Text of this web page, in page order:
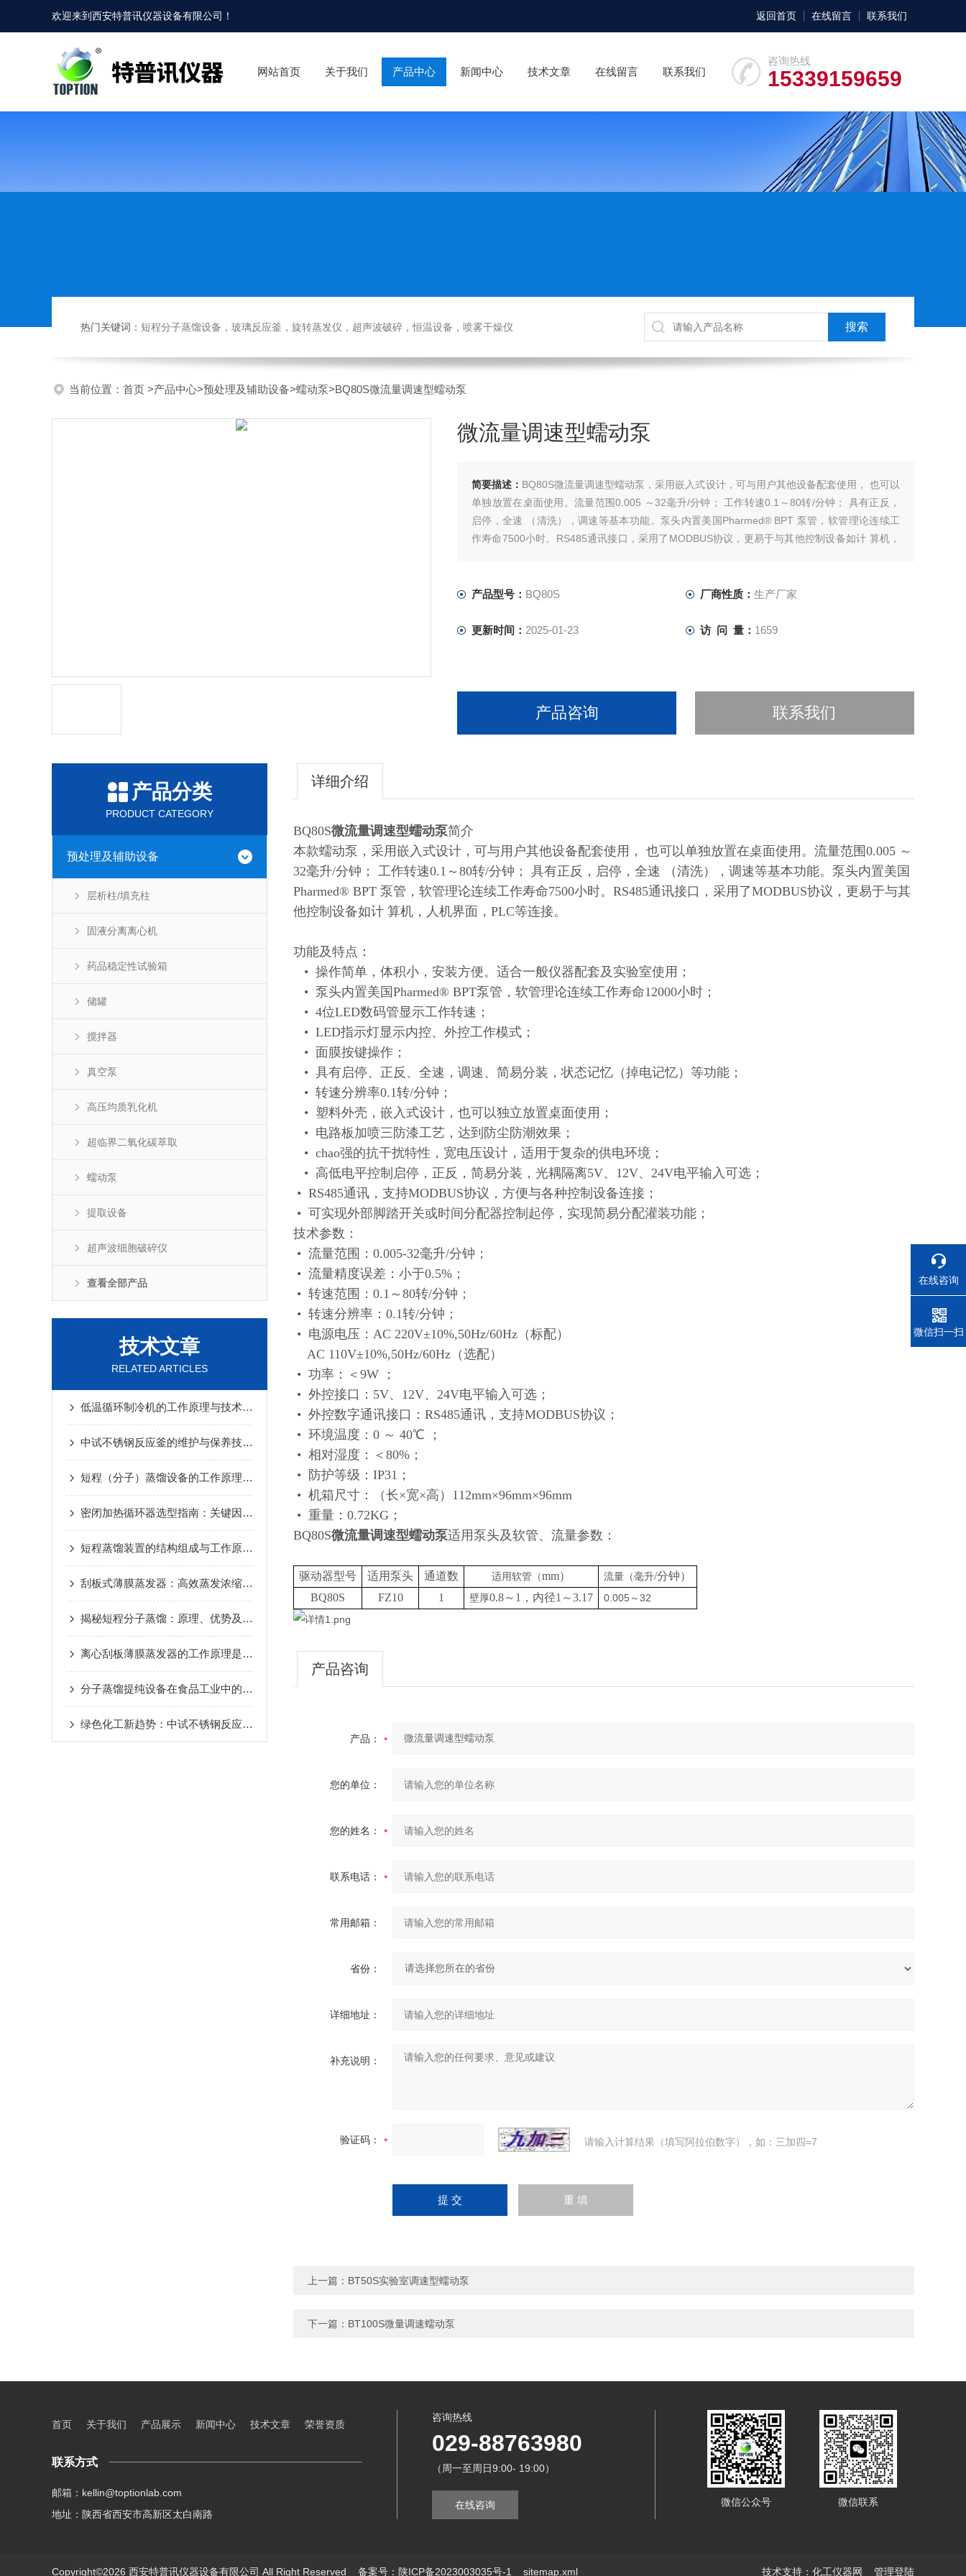
欢迎来到西安特普讯仪器设备有限公司 ！ 返回首页 在线留言 联系我们
咨询热线
15339159659
网站首页 关于我们 产品中心 新闻中心 技术文章 在线留言 联系我们
热门关键词： 短程分子蒸馏设备，玻璃反应釜，旋转蒸发仪，超声波破碎，恒温设备，喷雾干燥仪
当前位置： 首页 >产品中心>预处理及辅助设备>蠕动泵>BQ80S微流量调速型蠕动泵
微流量调速型蠕动泵
简要描述： BQ80S微流量调速型蠕动泵，采用嵌入式设计，可与用户其他设备配套使用， 也可以
单独放置在桌面使用。流量范围0.005 ～32毫升/分钟； 工作转速0.1～80转/分钟； 具有正反，
启停，全速 （清洗），调速等基本功能。泵头内置美国Pharmed® BPT 泵管，软管理论连续工
作寿命7500小时。RS485通讯接口，采用了MODBUS协议，更易于与其他控制设备如计 算机，
产品型号： BQ80S 厂商性质： 生产厂家
更新时间： 2025-01-23 访 问 量： 1659
产品咨询 联系我们
产品分类
PRODUCT CATEGORY
预处理及辅助设备
层析柱/填充柱
固液分离离心机
药品稳定性试验箱
储罐
搅拌器
真空泵
高压均质乳化机
超临界二氧化碳萃取
蠕动泵
提取设备
超声波细胞破碎仪
查看全部产品
技术文章
RELATED ARTICLES
低温循环制冷机的工作原理与技术优势 2025-02-14
中试不锈钢反应釜的维护与保养技巧
短程（分子）蒸馏设备的工作原理及应用 2024-12-07
密闭加热循环器选型指南：关键因素与考量 2024-11-14
短程蒸馏装置的结构组成与工作原理
刮板式薄膜蒸发器：高效蒸发浓缩设备的深度解析 2024-10-15
揭秘短程分子蒸馏：原理、优势及未来发展趋势 2024-09-12
离心刮板薄膜蒸发器的工作原理是什么？ 2024-08-27
分子蒸馏提纯设备在食品工业中的应用 2024-08-22
绿色化工新趋势：中试不锈钢反应釜的环保应用
详细介绍
BQ80S微流量调速型蠕动泵简介
本款蠕动泵，采用嵌入式设计，可与用户其他设备配套使用， 也可以单独放置在桌面使用。流量范围0.005 ～
32毫升/分钟； 工作转速0.1～80转/分钟； 具有正反，启停，全速 （清洗），调速等基本功能。泵头内置美国
Pharmed® BPT 泵管，软管理论连续工作寿命7500小时。RS485通讯接口，采用了MODBUS协议，更易于与其
他控制设备如计 算机，人机界面，PLC等连接。
功能及特点：
• 操作简单，体积小，安装方便。适合一般仪器配套及实验室使用；
• 泵头内置美国Pharmed® BPT泵管，软管理论连续工作寿命12000小时；
• 4位LED数码管显示工作转速；
• LED指示灯显示内控、外控工作模式；
• 面膜按键操作；
• 具有启停、正反、全速，调速、简易分装，状态记忆（掉电记忆）等功能；
• 转速分辨率0.1转/分钟；
• 塑料外壳，嵌入式设计，也可以独立放置桌面使用；
• 电路板加喷三防漆工艺，达到防尘防潮效果；
• chao强的抗干扰特性，宽电压设计，适用于复杂的供电环境；
• 高低电平控制启停，正反，简易分装，光耦隔离5V、12V、24V电平输入可选；
• RS485通讯，支持MODBUS协议，方便与各种控制设备连接；
• 可实现外部脚踏开关或时间分配器控制起停，实现简易分配灌装功能；
技术参数：
• 流量范围：0.005-32毫升/分钟；
• 流量精度误差：小于0.5%；
• 转速范围：0.1～80转/分钟；
• 转速分辨率：0.1转/分钟；
• 电源电压：AC 220V±10%,50Hz/60Hz（标配）
AC 110V±10%,50Hz/60Hz（选配）
• 功率：＜9W ；
• 外控接口：5V、12V、24V电平输入可选；
• 外控数字通讯接口：RS485通讯，支持MODBUS协议；
• 环境温度：0 ～ 40℃ ；
• 相对湿度：＜80%；
• 防护等级：IP31；
• 机箱尺寸：（长×宽×高）112mm×96mm×96mm
• 重量：0.72KG；
BQ80S微流量调速型蠕动泵适用泵头及软管、流量参数：
驱动器型号 适用泵头 通道数 适用软管（mm） 流量（毫升/分钟）
BQ80S
FZ10 1 壁厚0.8～1，内径1～3.17 0.005～32
产品咨询
产品：
您的单位：
您的姓名：
联系电话：
常用邮箱：
省份：
详细地址：
补充说明：
验证码： 请输入计算结果（填写阿拉伯数字），如：三加四=7
上一篇： BT50S实验室调速型蠕动泵
下一篇： BT100S微量调速蠕动泵
首页 关于我们 产品展示 新闻中心 技术文章 荣誉资质
联系方式
邮箱：kellin@toptionlab.com
地址：陕西省西安市高新区太白南路
咨询热线
029-88763980
（周一至周日9:00- 19:00）
在线咨询 微信公众号 微信联系
Copyright©2026 西安特普讯仪器设备有限公司 All Right Reserved 备案号：陕ICP备2023003035号-1 sitemap.xml 技术支持： 化工仪器网 管理登陆
在线咨询
电话
微信扫一扫